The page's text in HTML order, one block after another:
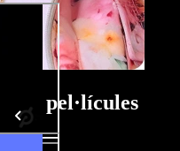
de pel·lícules